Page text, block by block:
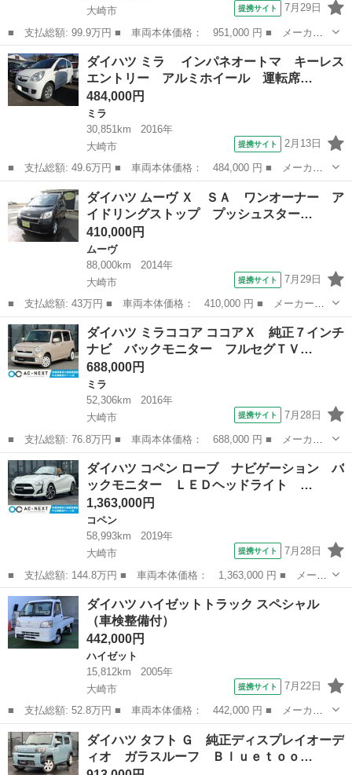
大崎市
提携サイト 7月29日
■ 支払総額: 99.9万円 ■ 車両本体価格： 951,000 円 ■ メーカー
名： ダイハツ ■ 車種名： ミライース ■ グレード名： Ｌ Ｓ
ＡＩＩＩ 届出済未使用車 ■ 排気量： 660cc ■ ドア枚数： 5D
...
宮城 大崎市 ミライース
ダイハツ ミラ インパネオートマ キーレス
エントリー アルミホイール 運転席…
484,000円
ミラ
30,851km
2016年
大崎市
提携サイト 2月13日
■ 支払総額: 49.6万円 ■ 車両本体価格： 484,000 円 ■ メーカー
名： ダイハツ ■ 車種名： ミラ ■ グレード名： インパネオ
ートマ キーレスエントリー アルミホイール 運転席助手席エアバ
ック エアコ...
大崎市 ミラ
ダイハツ ムーヴ Ｘ ＳＡ ワンオーナー ア
イドリングストップ プッシュスター…
410,000円
ムーヴ
88,000km
2014年
大崎市
提携サイト 7月29日
■ 支払総額: 43万円 ■ 車両本体価格： 410,000 円 ■ メーカー
名： ダイハツ ■ 車種名： ムーヴ ■ グレード名： Ｘ ＳＡ
ワンオーナー アイドリングストップ プッシュスタート スマート
キー スマートア...
宮城 大崎市 ムーヴ
ダイハツ ミラココア ココアＸ 純正７インチ
ナビ バックモニター フルセグＴＶ…
688,000円
ミラ
52,306km
2016年
大崎市
提携サイト 7月28日
■ 支払総額: 76.8万円 ■ 車両本体価格： 688,000 円 ■ メーカー
名： ダイハツ ■ 車種名： ミラココア ■ グレード名： ココア
Ｘ 純正７インチナビ バックモニター フルセグＴＶ ドライブレ
コーダー レ...
宮城 大崎市 ミラ
ダイハツ コペン ローブ ナビゲーション バ
ックモニター ＬＥＤヘッドライト …
1,363,000円
コペン
58,993km
2019年
大崎市
提携サイト 7月28日
■ 支払総額: 144.8万円 ■ 車両本体価格： 1,363,000 円 ■ メーカ
ー名： ダイハツ ■ 車種名： コペン ■ グレード名： ローブ
ナビゲーション バックモニター ＬＥＤヘッドライト フォグラン
プ ＡＢ...
宮城 大崎市 コペン
ダイハツ ハイゼットトラック スペシャル
（車検整備付）
442,000円
ハイゼット
15,812km
2005年
大崎市
提携サイト 7月22日
■ 支払総額: 52.8万円 ■ 車両本体価格： 442,000 円 ■ メーカー
名： ダイハツ ■ 車種名： ハイゼットトラック ■ グレード
名： スペシャル ■ 排気量： 660cc ■ ドア枚数： 2D ■ ミッシ
ョ...
宮城 大崎市 ハイゼット
ダイハツ タフト Ｇ 純正ディスプレイオーデ
ィオ ガラスルーフ Ｂｌｕｅｔｏｏ…